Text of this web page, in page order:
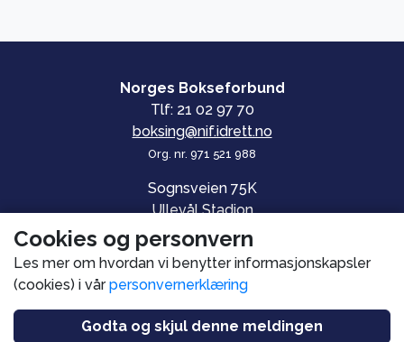
Norges Bokseforbund
Tlf: 21 02 97 70
boksing@nif.idrett.no
Org. nr. 971 521 988
Sognsveien 75K
Ullevål Stadion
0840 OSLO
© Norges Bokseforbund
Personvern og informasjonskapsler
Utviklet avPromSys.no
Cookies og personvern
Les mer om hvordan vi benytter informasjonskapsler
(cookies) i vårpersonvernerklæring
Godta og skjul denne meldingen